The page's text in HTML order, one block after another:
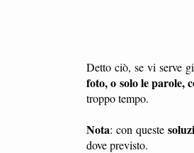
Detto ciò, se vi serve
foto, o solo le parole,
troppo tempo.
Nota: con queste
dove previsto.